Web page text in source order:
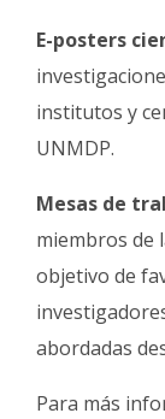
E-posters
institutos y
UNMDP.
Mesas de
miembros de
objetivo de
abordadas
Para más